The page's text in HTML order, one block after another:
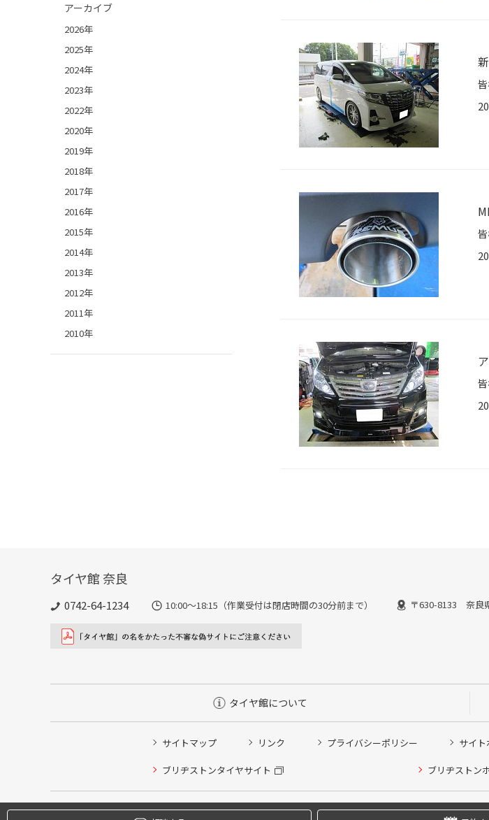
アーカイブ
2026年
2025年
2024年
2023年
2022年
2020年
2019年
2018年
2017年
2016年
2015年
2014年
2013年
2012年
2011年
2010年
タイヤ館 奈良
0742-64-1234 10:00～18:15（作業受付は閉店時間の30分前まで） 〒630-8133 奈良
タイヤ館について
サイトマップ リンク プライバシーポリシー サイト
ブリヂストンタイヤサイト ブリヂストン
Copyright © 2024 Bridgestone Retail
タイヤ点検・安全点検/タイヤ履き替え/オイル交換/その他ピット作業の予約